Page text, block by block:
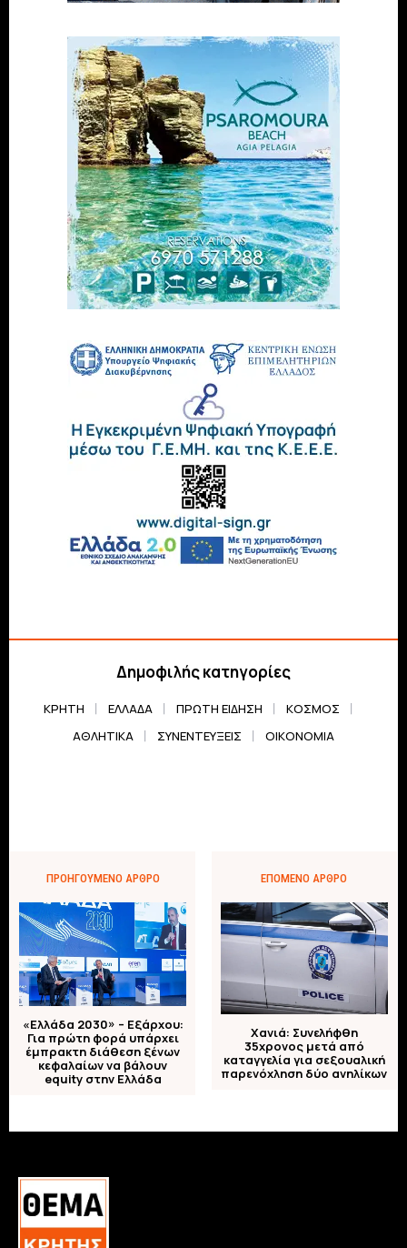
Δημοφιλής κατηγορίες
ΚΡΗΤΗ ΕΛΛΆΔΑ ΠΡΏΤΗ ΕΊΔΗΣΗ
ΚΌΣΜΟΣ
ΑΘΛΗΤΙΚΆ
ΣΥΝΕΝΤΕΎΞΕΙΣ ΟΙΚΟΝΟΜΊΑ
ΠΡΟΗΓΟΎΜΕΝΟ ΆΡΘΡΟ
«Ελλάδα 2030» – Εξάρχου:
Για πρώτη φορά υπάρχει
έμπρακτη διάθεση ξένων
κεφαλαίων να βάλουν
equity στην Ελλάδα
ΕΠΌΜΕΝΟ ΆΡΘΡΟ
Χανιά: Συνελήφθη
35χρονος μετά από
καταγγελία για σεξουαλική
παρενόχληση δύο ανηλίκων